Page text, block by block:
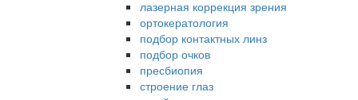
лазерная коррекция зрения
ортокератология
подбор контактных линз
подбор очков
пресбиопия
строение глаз